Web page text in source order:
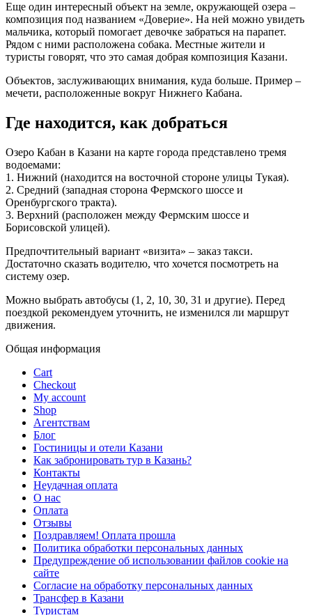
Еще один интересный объект на земле, окружающей озера –
композиция под названием «Доверие». На ней можно увидеть
мальчика, который помогает девочке забраться на парапет.
Рядом с ними расположена собака. Местные жители и
туристы говорят, что это самая добрая композиция Казани.
Объектов, заслуживающих внимания, куда больше. Пример –
мечети, расположенные вокруг Нижнего Кабана.
Где находится, как добраться
Озеро Кабан в Казани на карте города представлено тремя
водоемами:
1. Нижний (находится на восточной стороне улицы Тукая).
2. Средний (западная сторона Фермского шоссе и
Оренбургского тракта).
3. Верхний (расположен между Фермским шоссе и
Борисовской улицей).
Предпочтительный вариант «визита» – заказ такси.
Достаточно сказать водителю, что хочется посмотреть на
систему озер.
Можно выбрать автобусы (1, 2, 10, 30, 31 и другие). Перед
поездкой рекомендуем уточнить, не изменился ли маршрут
движения.
Общая информация
Cart
Checkout
My account
Shop
Агентствам
Блог
Гостиницы и отели Казани
Как забронировать тур в Казань?
Контакты
Неудачная оплата
О нас
Оплата
Отзывы
Поздравляем! Оплата прошла
Политика обработки персональных данных
Предупреждение об использовании файлов cookie на
сайте
Согласие на обработку персональных данных
Трансфер в Казани
Туристам